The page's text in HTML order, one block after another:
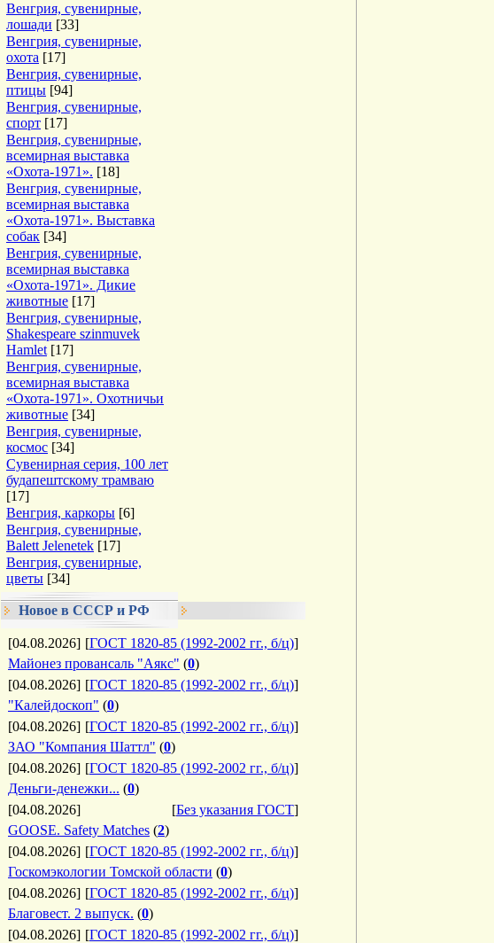
Венгрия, сувенирные,
лошади [33]
Венгрия, сувенирные,
охота [17]
Венгрия, сувенирные,
птицы [94]
Венгрия, сувенирные,
спорт [17]
Венгрия, сувенирные,
всемирная выставка
«Охота-1971». [18]
Венгрия, сувенирные,
всемирная выставка
«Охота-1971». Выставка
собак [34]
Венгрия, сувенирные,
всемирная выставка
«Охота-1971». Дикие
животные [17]
Венгрия, сувенирные,
Shakespeare szinmuvek
Hamlet [17]
Венгрия, сувенирные,
всемирная выставка
«Охота-1971». Охотничьи
животные [34]
Венгрия, сувенирные,
космос [34]
Сувенирная серия, 100 лет
будапештскому трамваю
[17]
Венгрия, каркоры [6]
Венгрия, сувенирные,
Balett Jelenetek [17]
Венгрия, сувенирные,
цветы [34]
Новое в СССР и РФ
[04.08.2026] [ГОСТ 1820-85 (1992-2002 гг., б/ц)]
Майонез провансаль "Аякс" (0)
[04.08.2026] [ГОСТ 1820-85 (1992-2002 гг., б/ц)]
"Калейдоскоп" (0)
[04.08.2026] [ГОСТ 1820-85 (1992-2002 гг., б/ц)]
ЗАО "Компания Шаттл" (0)
[04.08.2026] [ГОСТ 1820-85 (1992-2002 гг., б/ц)]
Деньги-денежки... (0)
[04.08.2026]
[Без указания ГОСТ]
GOOSE. Safety Matches (2)
[04.08.2026] [ГОСТ 1820-85 (1992-2002 гг., б/ц)]
Госкомэкологии Томской области (0)
[04.08.2026] [ГОСТ 1820-85 (1992-2002 гг., б/ц)]
Благовест. 2 выпуск. (0)
[04.08.2026] [ГОСТ 1820-85 (1992-2002 гг., б/ц)]